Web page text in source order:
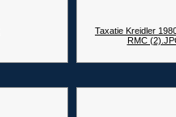
Taxatie Kreidler
RMC